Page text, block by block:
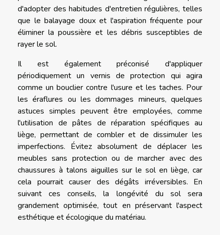
d'adopter des habitudes d'entretien régulières, telles
que le balayage doux et l'aspiration fréquente pour
éliminer la poussière et les débris susceptibles de
rayer le sol.
Il est également préconisé d'appliquer
périodiquement un vernis de protection qui agira
comme un bouclier contre l'usure et les taches. Pour
les éraflures ou les dommages mineurs, quelques
astuces simples peuvent être employées, comme
l'utilisation de pâtes de réparation spécifiques au
liège, permettant de combler et de dissimuler les
imperfections. Évitez absolument de déplacer les
meubles sans protection ou de marcher avec des
chaussures à talons aiguilles sur le sol en liège, car
cela pourrait causer des dégâts irréversibles. En
suivant ces conseils, la longévité du sol sera
grandement optimisée, tout en préservant l'aspect
esthétique et écologique du matériau.